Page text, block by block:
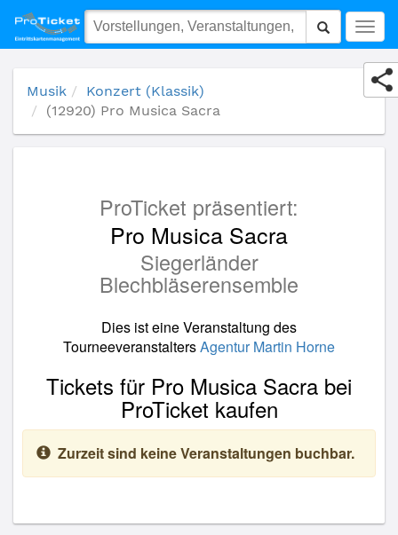
(12920) Pro Musica Sacra
Musik
Konzert (Klassik)
(12920) Pro Musica Sacra
ProTicket präsentiert:
Pro Musica Sacra
Siegerländer
Blechbläserensemble
Dies ist eine Veranstaltung des
TourneeveranstaltersAgentur Martin Horne
Tickets für Pro Musica Sacra bei
ProTicket kaufen
Zurzeit sind keine Veranstaltungen buchbar.